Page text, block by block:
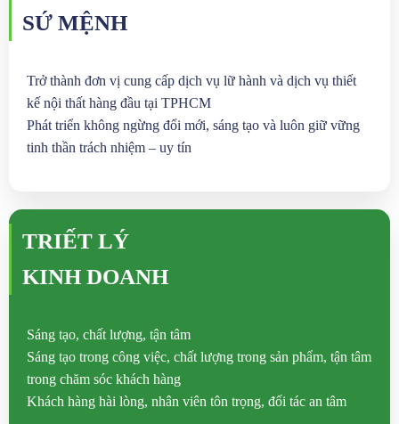
SỨ MỆNH
Trở thành đơn vị cung cấp dịch vụ lữ hành và dịch vụ thiết
kế nội thất hàng đầu tại TPHCM
Phát triển không ngừng đổi mới, sáng tạo và luôn giữ vững
tinh thần trách nhiệm – uy tín
TRIẾT LÝ
KINH DOANH
Sáng tạo, chất lượng, tận tâm
Sáng tạo trong công việc, chất lượng trong sản phẩm, tận tâm
trong chăm sóc khách hàng
Khách hàng hài lòng, nhân viên tôn trọng, đối tác an tâm